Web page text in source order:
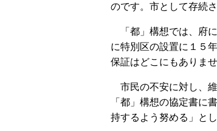
のです。市として存続
「都」構想では、府
に特別区の設置に１５
保証はどこにもありませ
市民の不安に対し、維
「都」構想の協定書に
持するよう努める」と